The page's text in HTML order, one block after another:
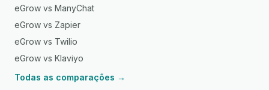
eGrow vs ManyChat
eGrow vs Zapier
eGrow vs Twilio
eGrow vs Klaviyo
Todas as comparações →